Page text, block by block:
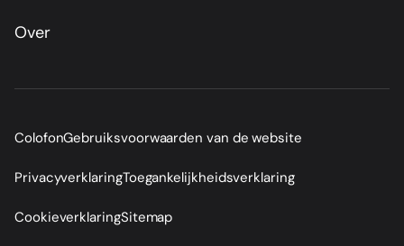
Over
ColofonGebruiksvoorwaarden van de website
PrivacyverklaringToegankelijkheidsverklaring
CookieverklaringSitemap